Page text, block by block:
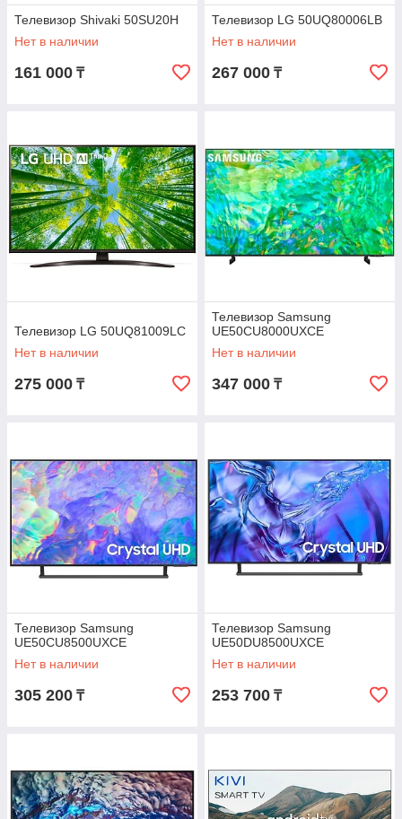
Телевизор Shivaki 50SU20H
Нет в наличии
161 000 ₸
Телевизор LG 50UQ80006LB
Нет в наличии
267 000 ₸
Телевизор LG 50UQ81009LC
Нет в наличии
275 000 ₸
Телевизор Samsung
UE50CU8000UXCE
Нет в наличии
347 000 ₸
Телевизор Samsung
UE50CU8500UXCE
Нет в наличии
305 200 ₸
Телевизор Samsung
UE50DU8500UXCE
Нет в наличии
253 700 ₸